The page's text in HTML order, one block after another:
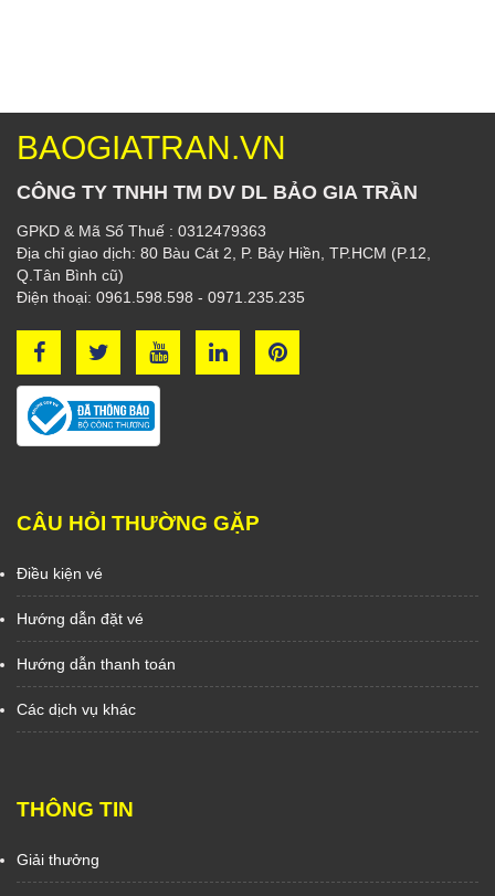
BAOGIATRAN.VN
CÔNG TY TNHH TM DV DL BẢO GIA TRẦN
GPKD & Mã Số Thuế : 0312479363
Địa chỉ giao dịch: 80 Bàu Cát 2, P. Bảy Hiền, TP.HCM (P.12,
Q.Tân Bình cũ)
Điện thoại: 0961.598.598 - 0971.235.235
CÂU HỎI THƯỜNG GẶP
Điều kiện vé
Hướng dẫn đặt vé
Hướng dẫn thanh toán
Các dịch vụ khác
THÔNG TIN
Giải thưởng